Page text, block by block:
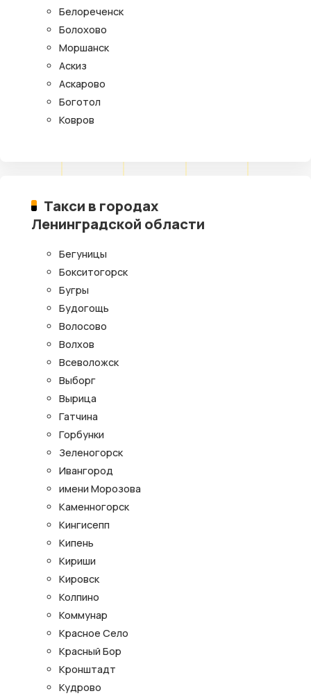
Белореченск
Болохово
Моршанск
Аскиз
Аскарово
Боготол
Ковров
Такси в городах
Ленинградской области
Бегуницы
Бокситогорск
Бугры
Будогощь
Волосово
Волхов
Всеволожск
Выборг
Вырица
Гатчина
Горбунки
Зеленогорск
Ивангород
имени Морозова
Каменногорск
Кингисепп
Кипень
Кириши
Кировск
Колпино
Коммунар
Красное Село
Красный Бор
Кронштадт
Кудрово